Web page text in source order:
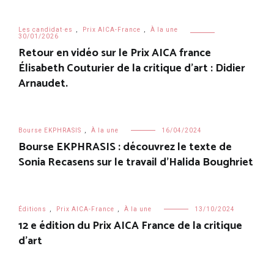
Les candidat·es , Prix AICA-France ,
À la une
30/01/2026
Retour en vidéo sur le Prix AICA france
Élisabeth Couturier de la critique d’art : Didier
Arnaudet.
Bourse EKPHRASIS , À la une 16/04/2024
Bourse EKPHRASIS : découvrez le texte de
Sonia Recasens sur le travail d’Halida Boughriet
Éditions , Prix AICA-France , À la une 13/10/2024
12 e édition du Prix AICA France de la critique
d’art